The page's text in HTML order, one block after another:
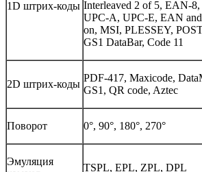
1D штрих-коды Interleaved 2 of 5, EAN-
UPC-A, UPC-E, EAN
on, MSI, PLESSEY,
GS1 DataBar, Code 11
2D штрих-коды
PDF-417, Maxicode,
GS1, QR code, Aztec
Поворот 0°, 90°, 180°, 270°
Эмуляция
TSPL, EPL, ZPL, DPL